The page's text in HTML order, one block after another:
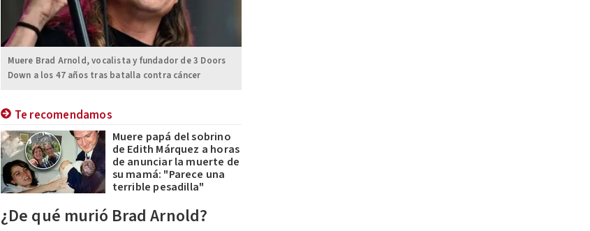
Muere Brad Arnold, vocalista y fundador de 3 Doors
Down a los 47 años tras batalla contra cáncer
Te recomendamos
Muere papá del sobrino
de Edith Márquez a horas
de anunciar la muerte de
su mamá: "Parece una
terrible pesadilla"
¿De qué murió Brad Arnold?